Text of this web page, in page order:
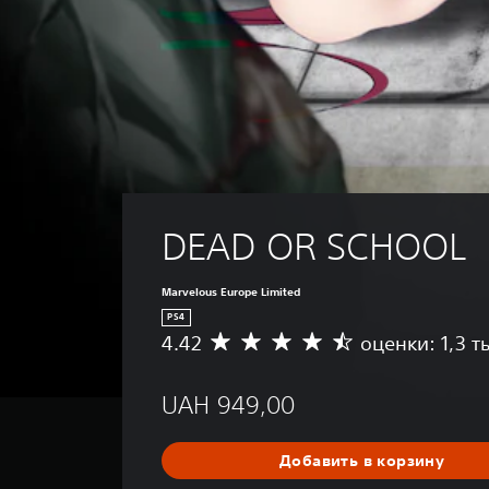
DEAD OR SCHOOL
Marvelous Europe Limited
PS4
С
д
я
я
4.42 оценки: 1,3
UAH 949,00
Добавить в корзину